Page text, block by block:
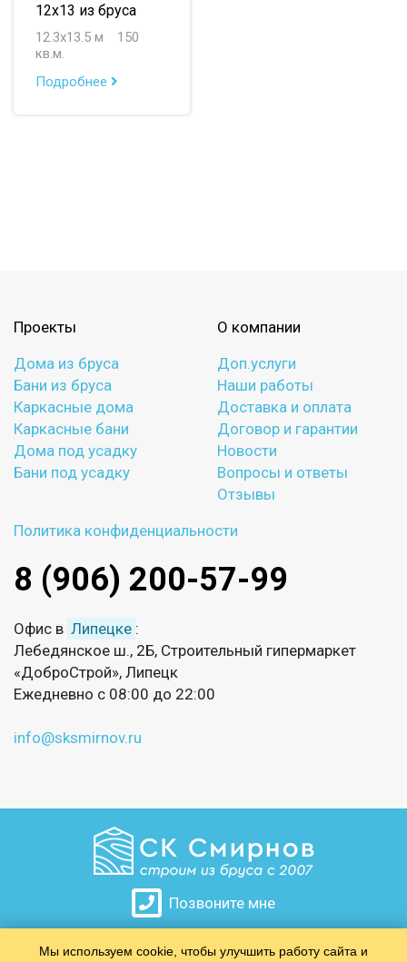
12х13 из бруса
12.3х13.5 м
150
кв.м.
Подробнее
Проекты
Дома из бруса
Бани из бруса
Каркасные дома
Каркасные бани
Дома под усадку
Бани под усадку
О компании
Доп.услуги
Наши работы
Доставка и оплата
Договор и гарантии
Новости
Вопросы и ответы
Отзывы
Политика конфиденциальности
8 (906) 200-57-99
Офис в Липецке :
Лебедянское ш., 2Б, Строительный гипермаркет
«ДоброСтрой», Липецк
Ежедневно с 08:00 до 22:00
info@sksmirnov.ru
Позвоните мне
Мы используем cookie, чтобы улучшить работу сайта и